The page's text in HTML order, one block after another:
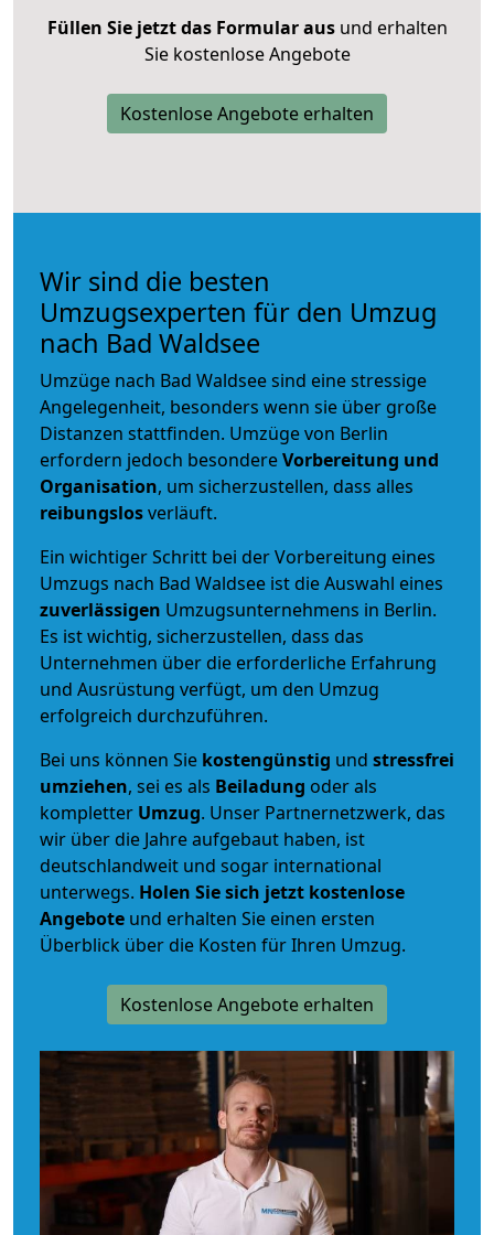
Füllen Sie jetzt das Formular ausund erhalten
Sie kostenlose Angebote
Kostenlose Angebote erhalten
Wir sind die besten
Umzugsexperten für den Umzug
nach Bad Waldsee
Umzüge nach Bad Waldsee sind eine stressige
Angelegenheit, besonders wenn sie über große
Distanzen stattfinden. Umzüge von Berlin
erfordern jedoch besondereVorbereitung und
Organisation, um sicherzustellen, dass alles
reibungslosverläuft.
Ein wichtiger Schritt bei der Vorbereitung eines
Umzugs nach Bad Waldsee ist die Auswahl eines
zuverlässigen Umzugsunternehmens in Berlin.
Es ist wichtig, sicherzustellen, dass das
Unternehmen über die erforderliche Erfahrung
und Ausrüstung verfügt, um den Umzug
erfolgreich durchzuführen.
Bei uns können Sie kostengünstig und stressfrei
umziehen, sei es als Beiladung oder als
kompletter Umzug. Unser Partnernetzwerk, das
wir über die Jahre aufgebaut haben, ist
deutschlandweit und sogar international
unterwegs. Holen Sie sich jetzt kostenlose
Angebote und erhalten Sie einen ersten
Überblick über die Kosten für Ihren Umzug.
Kostenlose Angebote erhalten